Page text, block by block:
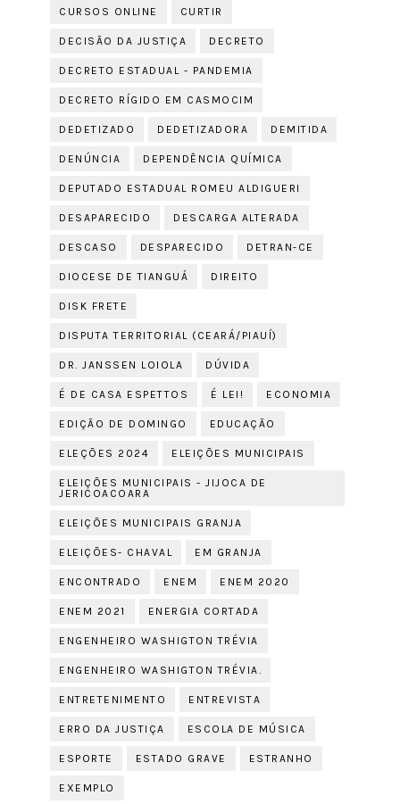
CURSOS ONLINE CURTIR
DECISÃO DA JUSTIÇA DECRETO
DECRETO ESTADUAL - PANDEMIA
DECRETO RÍGIDO EM CASMOCIM
DEDETIZADO DEDETIZADORA DEMITIDA
DENÚNCIA DEPENDÊNCIA QUÍMICA
DEPUTADO ESTADUAL ROMEU ALDIGUERI
DESAPARECIDO DESCARGA ALTERADA
DESCASO DESPARECIDO DETRAN-CE
DIOCESE DE TIANGUÁ DIREITO
DISK FRETE
DISPUTA TERRITORIAL (CEARÁ/PIAUÍ)
DR. JANSSEN LOIOLA DÚVIDA
É DE CASA ESPETTOS É LEI! ECONOMIA
EDIÇÃO DE DOMINGO EDUCAÇÃO
ELEÇÕES 2024 ELEIÇÕES MUNICIPAIS
ELEIÇÕES MUNICIPAIS - JIJOCA DE
JERICOACOARA
ELEIÇÕES MUNICIPAIS GRANJA
ELEIÇÕES- CHAVAL EM GRANJA
ENCONTRADO ENEM ENEM 2020
ENEM 2021 ENERGIA CORTADA
ENGENHEIRO WASHIGTON TRÉVIA
ENGENHEIRO WASHIGTON TRÉVIA.
ENTRETENIMENTO ENTREVISTA
ERRO DA JUSTIÇA ESCOLA DE MÚSICA
ESPORTE ESTADO GRAVE ESTRANHO
EXEMPLO